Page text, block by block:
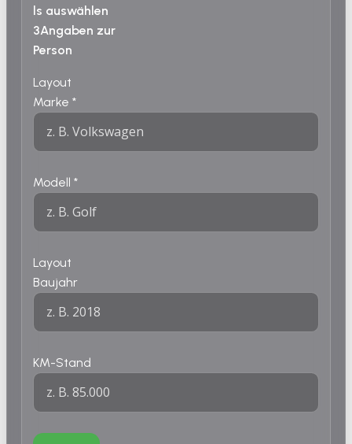
ls auswählen
3Angaben zur
Person
Layout
Marke *
Modell *
Layout
Baujahr
KM-Stand